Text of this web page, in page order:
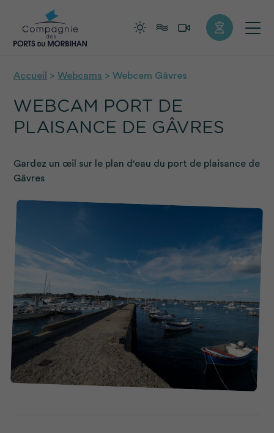
Accueil >Webcams >Webcam Gâvres
WEBCAM PORT DE
PLAISANCE DE GÂVRES
Gardez un œil sur le plan d'eau du port de plaisance de
Gâvres